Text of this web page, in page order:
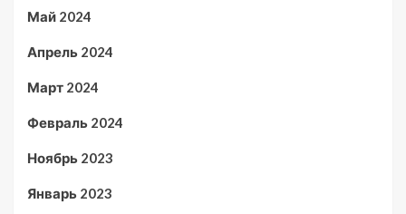
Май 2024
Апрель 2024
Март 2024
Февраль 2024
Ноябрь 2023
Январь 2023